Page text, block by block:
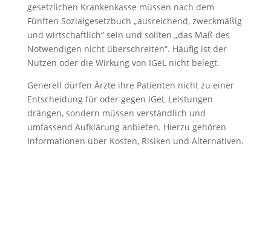
gesetzlichen Krankenkasse müssen nach dem
Fünften Sozialgesetzbuch „ausreichend, zweckmäßig
und wirtschaftlich“ sein und sollten „das Maß des
Notwendigen nicht überschreiten“. Häufig ist der
Nutzen oder die Wirkung von IGeL nicht belegt.
Generell dürfen Ärzte ihre Patienten nicht zu einer
Entscheidung für oder gegen IGeL Leistungen
drängen, sondern müssen verständlich und
umfassend Aufklärung anbieten. Hierzu gehören
Informationen über Kosten, Risiken und Alternativen.